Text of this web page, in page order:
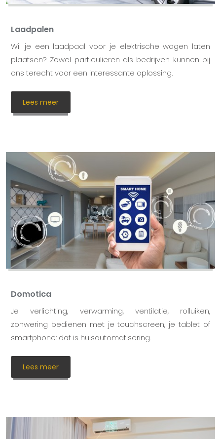
Laadpalen
Wil je een laadpaal voor je elektrische wagen laten
plaatsen? Zowel particulieren als bedrijven kunnen bij
ons terecht voor een interessante oplossing.
Lees meer
Domotica
Je verlichting, verwarming, ventilatie, rolluiken,
zonwering bedienen met je touchscreen, je tablet of
smartphone: dat is huisautomatisering.
Lees meer